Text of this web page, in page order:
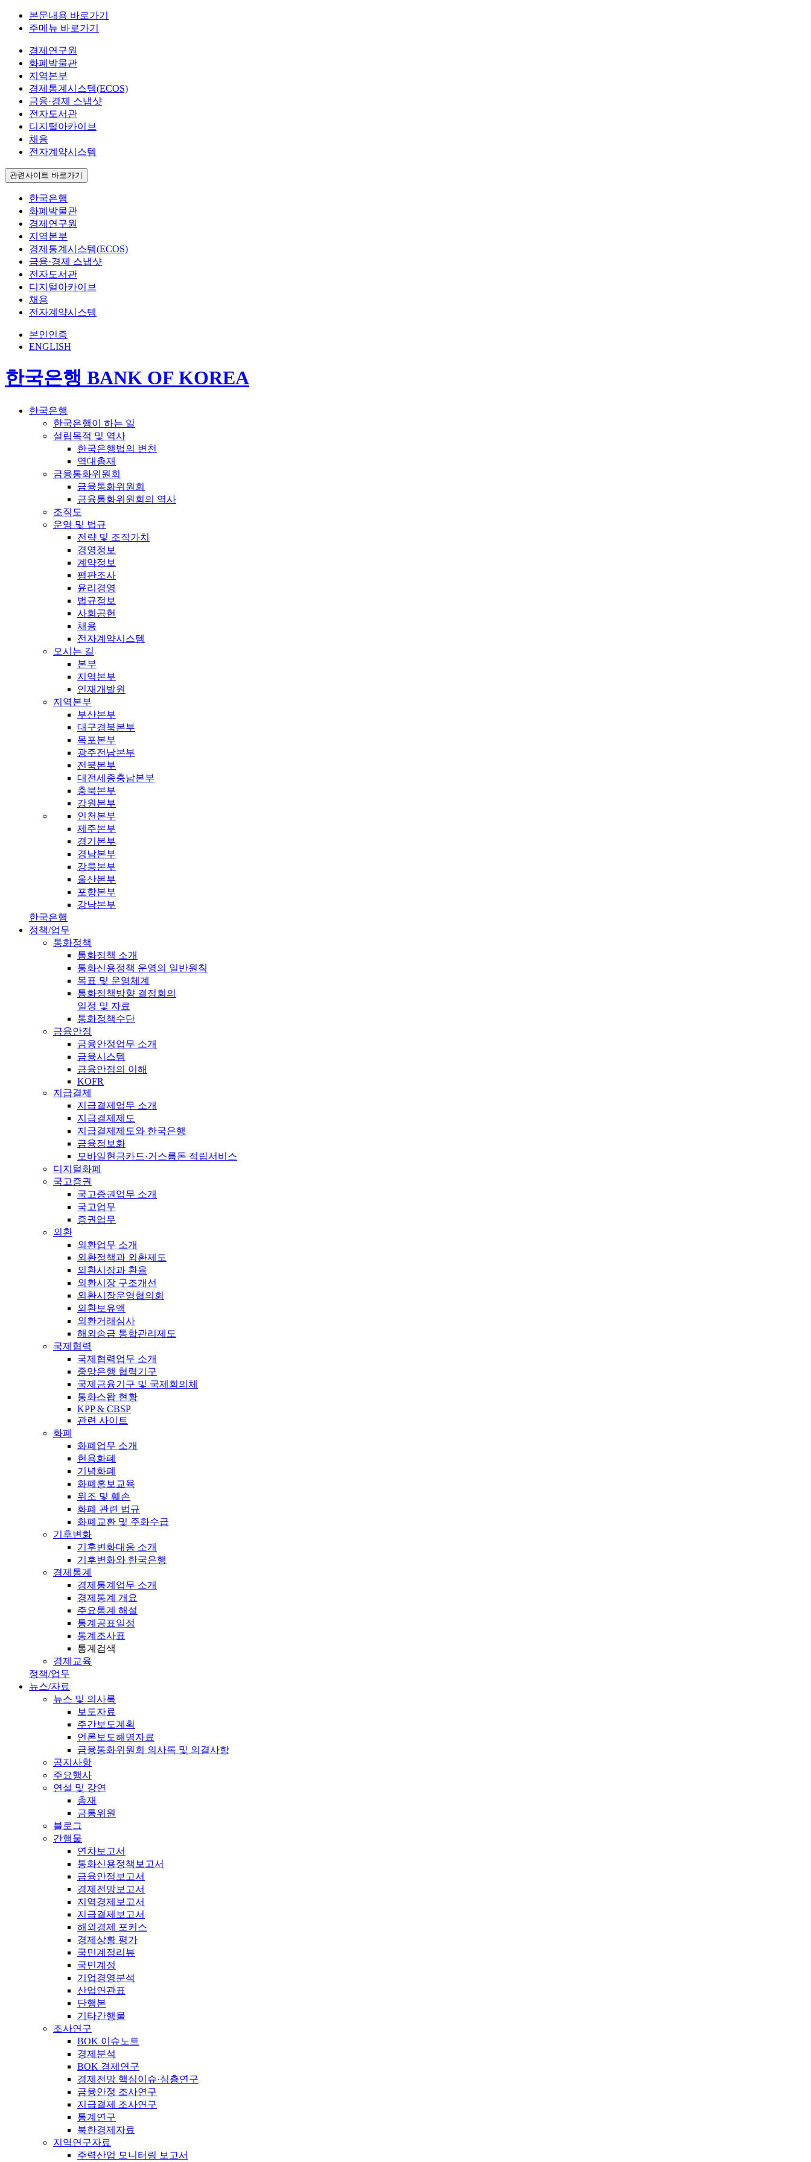
본문내용 바로가기
주메뉴 바로가기
경제연구원
화폐박물관
지역본부
경제통계시스템(ECOS)
금융·경제 스냅샷
전자도서관
디지털아카이브
채용
전자계약시스템
관련사이트 바로가기
한국은행
화폐박물관
경제연구원
지역본부
경제통계시스템(ECOS)
금융·경제 스냅샷
전자도서관
디지털아카이브
채용
전자계약시스템
본인인증
ENGLISH
한국은행 BANK OF KOREA
한국은행
한국은행이 하는 일
설립목적 및 역사
한국은행법의 변천
역대총재
금융통화위원회
금융통화위원회
금융통화위원회의 역사
조직도
운영 및 법규
전략 및 조직가치
경영정보
계약정보
평판조사
윤리경영
법규정보
사회공헌
채용
전자계약시스템
오시는 길
본부
지역본부
인재개발원
지역본부
부산본부
대구경북본부
목포본부
광주전남본부
전북본부
대전세종충남본부
충북본부
강원본부
인천본부
제주본부
경기본부
경남본부
강릉본부
울산본부
포항본부
강남본부
한국은행
정책/업무
통화정책
통화정책 소개
통화신용정책 운영의 일반원칙
목표 및 운영체계
통화정책방향 결정회의
일정 및 자료
통화정책수단
금융안정
금융안정업무 소개
금융시스템
금융안정의 이해
KOFR
지급결제
지급결제업무 소개
지급결제제도
지급결제제도와 한국은행
금융정보화
모바일현금카드·거스름돈 적립서비스
디지털화폐
국고증권
국고증권업무 소개
국고업무
증권업무
외환
외환업무 소개
외환정책과 외환제도
외환시장과 환율
외환시장 구조개선
외환시장운영협의회
외환보유액
외환거래심사
해외송금 통합관리제도
국제협력
국제협력업무 소개
중앙은행 협력기구
국제금융기구 및 국제회의체
통화스왑 현황
KPP & CBSP
관련 사이트
화폐
화폐업무 소개
현용화폐
기념화폐
화폐홍보교육
위조 및 훼손
화폐 관련 법규
화폐교환 및 주화수급
기후변화
기후변화대응 소개
기후변화와 한국은행
경제통계
경제통계업무 소개
경제통계 개요
주요통계 해설
통계공표일정
통계조사표
통계검색
경제교육
정책/업무
뉴스/자료
뉴스 및 의사록
보도자료
주간보도계획
언론보도해명자료
금융통화위원회 의사록 및 의결사항
공지사항
주요행사
연설 및 강연
총재
금통위원
블로그
간행물
연차보고서
통화신용정책보고서
금융안정보고서
경제전망보고서
지역경제보고서
지급결제보고서
해외경제 포커스
경제상황 평가
국민계정리뷰
국민계정
기업경영분석
산업연관표
단행본
기타간행물
조사연구
BOK 이슈노트
경제분석
BOK 경제연구
경제전망 핵심이슈·심층연구
금융안정 조사연구
지급결제 조사연구
통계연구
북한경제자료
지역연구자료
주력산업 모니터링 보고서